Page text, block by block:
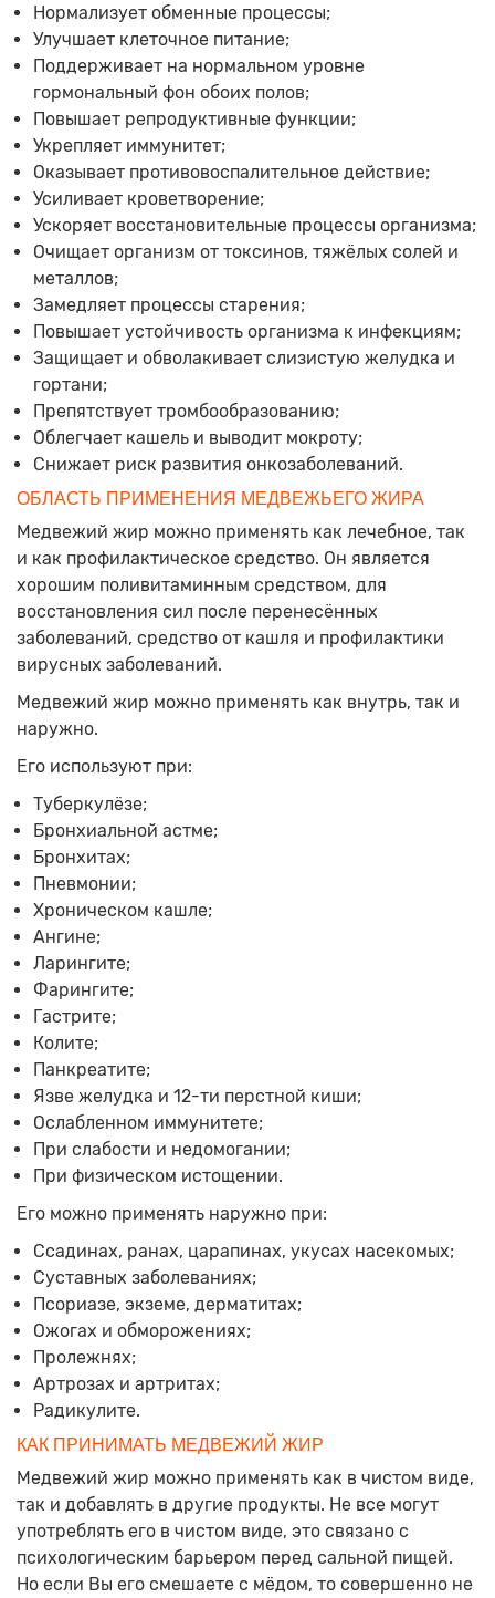
Нормализует обменные процессы;
Улучшает клеточное питание;
Поддерживает на нормальном уровне
гормональный фон обоих полов;
Повышает репродуктивные функции;
Укрепляет иммунитет;
Оказывает противовоспалительное действие;
Усиливает кроветворение;
Ускоряет восстановительные процессы организма;
Очищает организм от токсинов, тяжёлых солей и
металлов;
Замедляет процессы старения;
Повышает устойчивость организма к инфекциям;
Защищает и обволакивает слизистую желудка и
гортани;
Препятствует тромбообразованию;
Облегчает кашель и выводит мокроту;
Снижает риск развития онкозаболеваний.
ОБЛАСТЬ ПРИМЕНЕНИЯ МЕДВЕЖЬЕГО ЖИРА
Медвежий жир можно применять как лечебное, так
и как профилактическое средство. Он является
хорошим поливитаминным средством, для
восстановления сил после перенесённых
заболеваний, средство от кашля и профилактики
вирусных заболеваний.
Медвежий жир можно применять как внутрь, так и
наружно.
Его используют при:
Туберкулёзе;
Бронхиальной астме;
Бронхитах;
Пневмонии;
Хроническом кашле;
Ангине;
Ларингите;
Фарингите;
Гастрите;
Колите;
Панкреатите;
Язве желудка и 12-ти перстной киши;
Ослабленном иммунитете;
При слабости и недомогании;
При физическом истощении.
Его можно применять наружно при:
Ссадинах, ранах, царапинах, укусах насекомых;
Суставных заболеваниях;
Псориазе, экземе, дерматитах;
Ожогах и обморожениях;
Пролежнях;
Артрозах и артритах;
Радикулите.
КАК ПРИНИМАТЬ МЕДВЕЖИЙ ЖИР
Медвежий жир можно применять как в чистом виде,
так и добавлять в другие продукты. Не все могут
употреблять его в чистом виде, это связано с
психологическим барьером перед сальной пищей.
Но если Вы его смешаете с мёдом, то совершенно не